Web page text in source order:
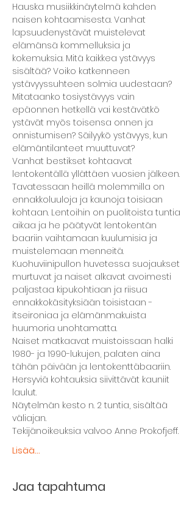
Hauska musiikkinäytelmä kahden
naisen kohtaamisesta. Vanhat
lapsuudenystävät muistelevat
elämänsä kommelluksia ja
kokemuksia. Mitä kaikkea ystävyys
sisältää? Voiko katkenneen
ystävyyssuhteen solmia uudestaan?
Mitataanko tosiystävyys vain
epäonnen hetkellä vai kestävätkö
ystävät myös toisensa onnen ja
onnistumisen? Säilyykö ystävyys, kun
elämäntilanteet muuttuvat?
Vanhat bestikset kohtaavat
lentokentällä yllättäen vuosien jälkeen.
Tavatessaan heillä molemmilla on
ennakkoluuloja ja kaunoja toisiaan
kohtaan. Lentoihin on puolitoista tuntia
aikaa ja he päätyvät lentokentän
baariin vaihtamaan kuulumisia ja
muistelemaan menneitä.
Kuohuviinipullon huvetessa suojaukset
murtuvat ja naiset alkavat avoimesti
paljastaa kipukohtiaan ja riisua
ennakkokäsityksiään toisistaan -
itseironiaa ja elämänmakuista
huumoria unohtamatta.
Naiset matkaavat muistoissaan halki
1980- ja 1990-lukujen, palaten aina
tähän päivään ja lentokenttäbaariin.
Hersyviä kohtauksia siivittävät kauniit
laulut.
Näytelmän kesto n. 2 tuntia, sisältää
väliajan.
Tekijänoikeuksia valvoo Anne Prokofjeff.
Lisää...
Jaa tapahtuma